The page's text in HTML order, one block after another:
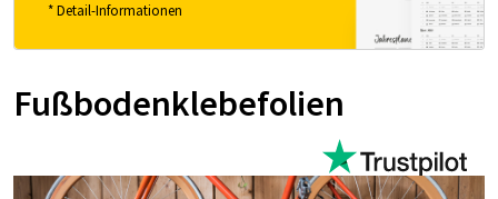
* Detail-Informationen
Fußbodenklebefolien